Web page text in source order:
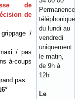
de
de
/
/ pas
à-coups
pas
Permanence
téléphonique
du lundi au
vendredi
uniquement
le matin,
de 9h à
12h
Le